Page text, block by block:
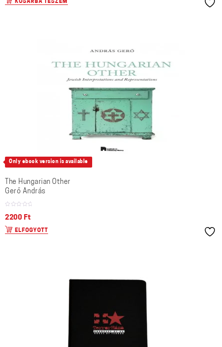
KOSÁRBA TESZEM
Only ebook version is available
The Hungarian Other
Gerő András
2200 Ft
ELFOGYOTT